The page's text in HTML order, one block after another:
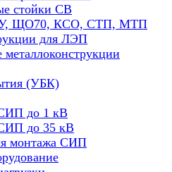
стойки СВ
ЩО70, КСО, СТП, МТП
для ЛЭП
металлоконструкции
(УБК)
до 1 кВ
до 35 кВ
монтажа СИП